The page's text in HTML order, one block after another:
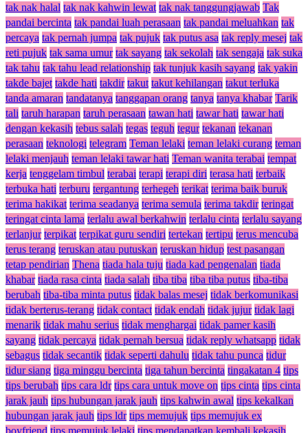
tak nak halal tak nak kahwin lewat tak nak tanggungjawab Tak
pandai bercinta tak pandai luah perasaan tak pandai meluahkan tak
percaya tak pernah jumpa tak pujuk tak putus asa tak reply mesej tak
reti pujuk tak sama umur tak sayang tak sekolah tak sengaja tak suka
tak tahu tak tahu lead relationship tak tunjuk kasih sayang tak yakin
takde bajet takde hati takdir takut takut kehilangan takut terluka
tanda amaran tandatanya tanggapan orang tanya tanya khabar Tarik
tali taruh harapan taruh perasaan tawan hati tawar hati tawar hati
dengan kekasih tebus salah tegas teguh tegur tekanan tekanan
perasaan teknologi telegram Teman lelaki teman lelaki curang teman
lelaki menjauh teman lelaki tawar hati Teman wanita terabai tempat
kerja tenggelam timbul terabai terapi terapi diri terasa hati terbaik
terbuka hati terburu tergantung terhegeh terikat terima baik buruk
terima hakikat terima seadanya terima semula terima takdir teringat
teringat cinta lama terlalu awal berkahwin terlalu cinta terlalu sayang
terlanjur terpikat terpikat guru sendiri tertekan tertipu terus mencuba
terus terang teruskan atau putuskan teruskan hidup test pasangan
tetap pendirian Thena tiada hala tuju tiada kad pengenalan tiada
khabar tiada rasa cinta tiada salah tiba tiba tiba tiba putus tiba-tiba
berubah tiba-tiba minta putus tidak balas mesej tidak berkomunikasi
tidak berterus-terang tidak contact tidak endah tidak jujur tidak lagi
menarik tidak mahu serius tidak menghargai tidak pamer kasih
sayang tidak percaya tidak pernah bersua tidak reply whatsapp tidak
sebagus tidak secantik tidak seperti dahulu tidak tahu punca tidur
tidur siang tiga minggu bercinta tiga tahun bercinta tingakatan 4 tips
tips berubah tips cara ldr tips cara untuk move on tips cinta tips cinta
jarak jauh tips hubungan jarak jauh tips kahwin awal tips kekalkan
hubungan jarak jauh tips ldr tips memujuk tips memujuk ex
boyfriend tips memujuk lelaki tips mendapatkan kembali kekasih